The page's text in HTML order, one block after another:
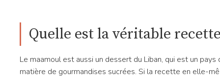
Quelle est la véritable
Le maamoul est aussi un dessert du Liban, qui est un
matière de gourmandises sucrées. Si la recette en elle-